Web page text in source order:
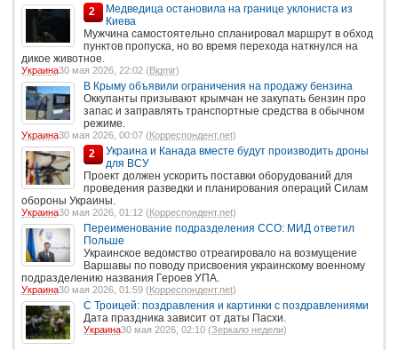
2
Медведица остановила на границе уклониста из
Киева
Мужчина самостоятельно спланировал маршрут в обход
пунктов пропуска, но во время перехода наткнулся на
дикое животное.
Украина30 мая 2026, 22:02 ( Bigmir)
В Крыму объявили ограничения на продажу бензина
Оккупанты призывают крымчан не закупать бензин про
запас и заправлять транспортные средства в обычном
режиме.
Украина30 мая 2026, 00:07 ( Корреспондент.net)
2
Украина и Канада вместе будут производить дроны
для ВСУ
Проект должен ускорить поставки оборудований для
проведения разведки и планирования операций Силам
обороны Украины.
Украина30 мая 2026, 01:12 ( Корреспондент.net)
Переименование подразделения ССО: МИД ответил
Польше
Украинское ведомство отреагировало на возмущение
Варшавы по поводу присвоения украинскому военному
подразделению названия Героев УПА.
Украина30 мая 2026, 01:59 ( Корреспондент.net)
С Троицей: поздравления и картинки с поздравлениями
Дата праздника зависит от даты Пасхи.
Украина30 мая 2026, 02:10 (Зеркало недели)